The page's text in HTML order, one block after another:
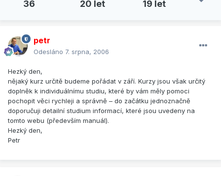
36 20 let 19 let
petr
Odesláno 7. srpna, 2006
Hezký den,
nějaký kurz určitě budeme pořádat v září. Kurzy jsou však určitý
doplněk k individuálnímu studiu, které by vám měly pomoci
pochopit věci rychleji a správně – do začátku jednoznačně
doporučuji detailní studium informací, které jsou uvedeny na
tomto webu (především manuál).
Hezký den,
Petr